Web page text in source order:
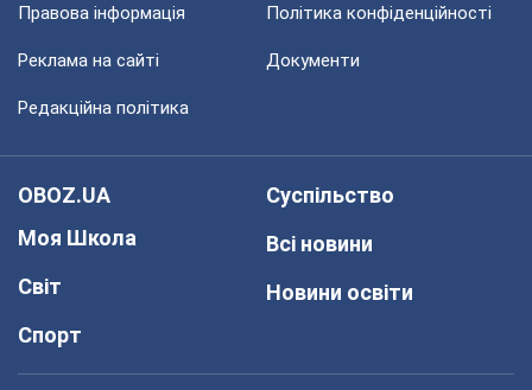
Правова інформація Політика конфіденційності
Реклама на сайті Документи
Редакційна політика
OBOZ.UA
Моя Школа
Світ
Спорт
Суспільство
Всі новини
Новини освіти